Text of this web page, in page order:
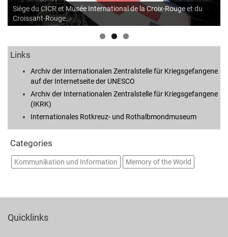
Siège du CICR et Musée International de la Croix-Rouge et du
Croissant-Rouge.
Links
Archiv der Internationalen Zentralstelle für Kriegsgefangene
auf der Internetseite der UNESCO
Archiv der Internationalen Zentralstelle für Kriegsgefangene
(IKRK)
Internationales Rotkreuz- und Rothalbmondmuseum
Categories
Kommunikation und Information Memory of the World
Quicklinks